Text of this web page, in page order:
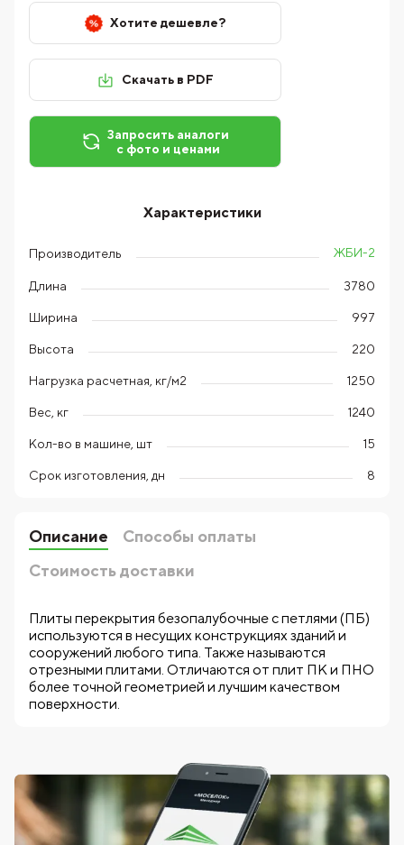
Хотите дешевле?
Скачать в PDF
Запросить аналоги
с фото и ценами
Характеристики
Производитель ЖБИ-2
Длина 3780
Ширина 997
Высота 220
Нагрузка расчетная, кг/м2 1250
Вес, кг 1240
Кол-во в машине, шт 15
Срок изготовления, дн 8
Описание
Способы оплаты
Стоимость доставки
Плиты перекрытия безопалубочные с петлями (ПБ)
используются в несущих конструкциях зданий и
сооружений любого типа. Также называются
отрезными плитами. Отличаются от плит ПК и ПНО
более точной геометрией и лучшим качеством
поверхности.